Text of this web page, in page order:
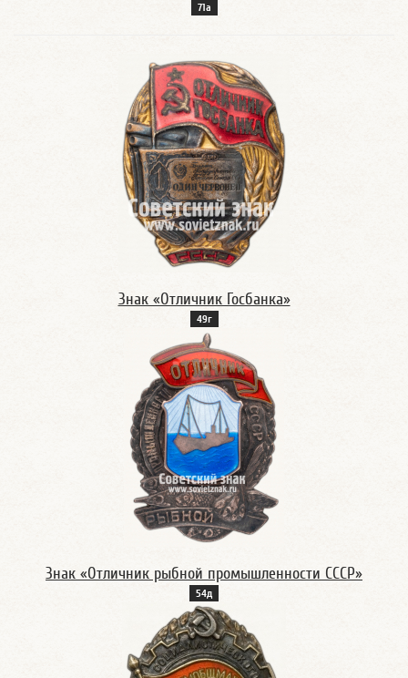
71а
Знак «Отличник Госбанка»
49г
Знак «Отличник рыбной промышленности СССР»
54д